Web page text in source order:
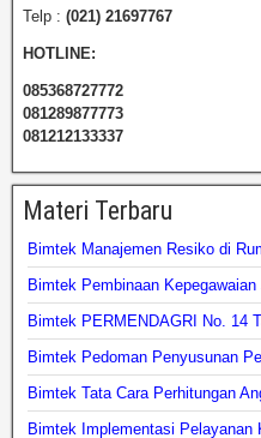
Telp : (021) 21697767
HOTLINE:
085368727772
081289877773
081212133337
Materi Terbaru
Bimtek Manajemen Resiko di
Bimtek Pembinaan
Bimtek PERMENDAGRI No. 14
Bimtek Pedoman Penyusunan
Bimtek Tata Cara Perhitungan
Bimtek Implementasi Pelayanan